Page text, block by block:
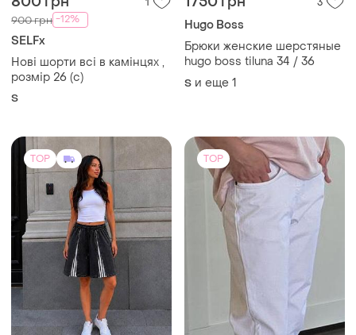
1
900 грн -12%
SELFx
Нові шорти всі в камінцях ,
розмір 26 (с)
S
3
Hugo Boss
Брюки женские шерстяные
hugo boss tiluna 34 / 36
S и еще 1
TOP TOP